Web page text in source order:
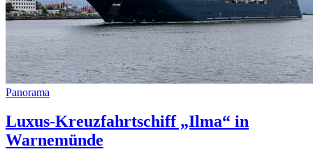
Panorama
Luxus-Kreuzfahrtschiff „Ilma“ in
Warnemünde